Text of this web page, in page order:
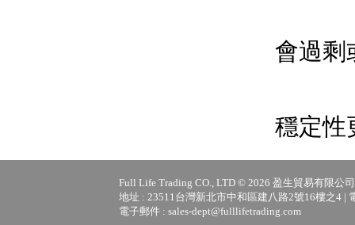
會過剩
穩定性
Full Life Trading CO., LTD © 2026 盈生貿易有限公
地址 : 23511台灣新北市中和區建八路2號16樓之4 |
電子郵件 : sales-dept@fulllifetrading.com